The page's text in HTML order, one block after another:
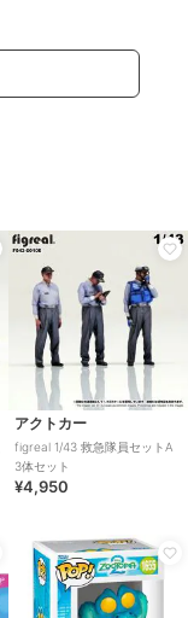
アクトカー
figreal 1/43 救急隊員セットA
3体セット
¥4,950